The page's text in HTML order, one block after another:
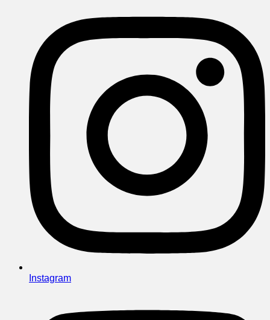
Instagram